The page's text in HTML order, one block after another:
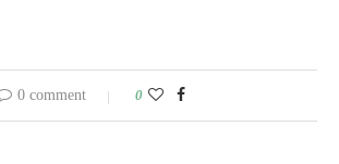
0 comment 0